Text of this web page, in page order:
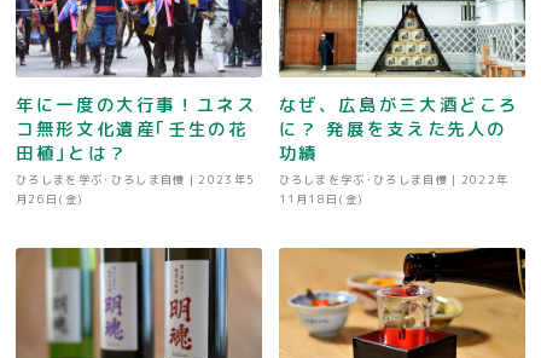
年に一度の大行事！ユネス
コ無形文化遺産｢壬生の花
田植｣とは？
ひろしまを学ぶ･ひろしま自慢 | 2023年5
月26日(金)
なぜ、広島が三大酒どころ
に？ 発展を支えた先人の
功績
ひろしまを学ぶ･ひろしま自慢 | 2022年
11月18日(金)